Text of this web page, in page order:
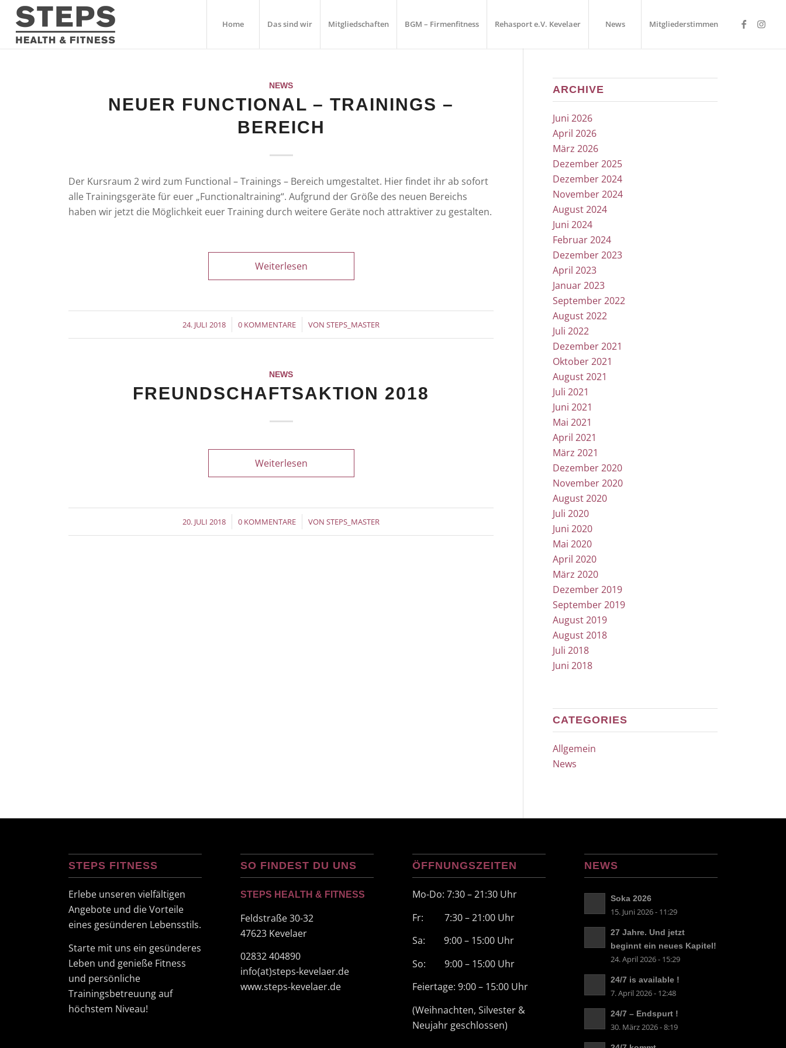
Home Das sind wir Mitgliedschaften BGM – Firmenfitness Rehasport e.V. Kevelaer News Mitgliederstimmen
NEWS
NEUER FUNCTIONAL – TRAININGS –
BEREICH
Der Kursraum 2 wird zum Functional – Trainings – Bereich umgestaltet. Hier findet ihr ab sofort
alle Trainingsgeräte für euer „Functionaltraining“. Aufgrund der Größe des neuen Bereichs
haben wir jetzt die Möglichkeit euer Training durch weitere Geräte noch attraktiver zu gestalten.
Weiterlesen
24. JULI 2018
/ 0 KOMMENTARE
/ VONSTEPS_MASTER
NEWS
FREUNDSCHAFTSAKTION 2018
Weiterlesen
20. JULI 2018
/ 0 KOMMENTARE
/ VONSTEPS_MASTER
ARCHIVE
Juni 2026
April 2026
März 2026
Dezember 2025
Dezember 2024
November 2024
August 2024
Juni 2024
Februar 2024
Dezember 2023
April 2023
Januar 2023
September 2022
August 2022
Juli 2022
Dezember 2021
Oktober 2021
August 2021
Juli 2021
Juni 2021
Mai 2021
April 2021
März 2021
Dezember 2020
November 2020
August 2020
Juli 2020
Juni 2020
Mai 2020
April 2020
März 2020
Dezember 2019
September 2019
August 2019
August 2018
Juli 2018
Juni 2018
CATEGORIES
Allgemein
News
STEPS FITNESS
Erlebe unseren vielfältigen
Angebote und die Vorteile
eines gesünderen Lebensstils.
Starte mit uns ein gesünderes
Leben und genieße Fitness
und persönliche
Trainingsbetreuung auf
höchstem Niveau!
SO FINDEST DU UNS
STEPS HEALTH & FITNESS
Feldstraße 30-32
47623 Kevelaer
02832 404890
info(at)steps-kevelaer.de
www.steps-kevelaer.de
ÖFFNUNGSZEITEN
Mo-Do: 7:30 – 21:30 Uhr
Fr: 7:30 – 21:00 Uhr
Sa: 9:00 – 15:00 Uhr
So: 9:00 – 15:00 Uhr
Feiertage: 9:00 – 15:00 Uhr
(Weihnachten, Silvester &
Neujahr geschlossen)
NEWS
Soka 2026
15. Juni 2026 - 11:29
27 Jahre. Und jetzt
beginnt ein neues Kapitel!
24. April 2026 - 15:29
24/7 is available !
7. April 2026 - 12:48
24/7 – Endspurt !
30. März 2026 - 8:19